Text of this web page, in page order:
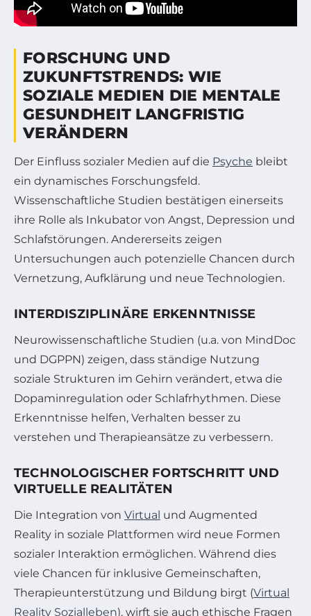
FORSCHUNG UND
ZUKUNFTSTRENDS: WIE
SOZIALE MEDIEN DIE MENTALE
GESUNDHEIT LANGFRISTIG
VERÄNDERN
Der Einfluss sozialer Medien auf die Psyche bleibt
ein dynamisches Forschungsfeld.
Wissenschaftliche Studien bestätigen einerseits
ihre Rolle als Inkubator von Angst, Depression und
Schlafstörungen. Andererseits zeigen
Untersuchungen auch potenzielle Chancen durch
Vernetzung, Aufklärung und neue Technologien.
INTERDISZIPLINÄRE ERKENNTNISSE
Neurowissenschaftliche Studien (u.a. von MindDoc
und DGPPN) zeigen, dass ständige Nutzung
soziale Strukturen im Gehirn verändert, etwa die
Dopaminregulation oder Schlafrhythmen. Diese
Erkenntnisse helfen, Verhalten besser zu
verstehen und Therapieansätze zu verbessern.
TECHNOLOGISCHER FORTSCHRITT UND
VIRTUELLE REALITÄTEN
Die Integration von Virtual und Augmented
Reality in soziale Plattformen wird neue Formen
sozialer Interaktion ermöglichen. Während dies
viele Chancen für inklusive Gemeinschaften,
Therapieunterstützung und Bildung birgt (Virtual
Reality Sozialleben), wirft sie auch ethische Fragen